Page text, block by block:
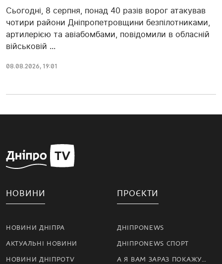
Сьогодні, 8 серпня, понад 40 разів ворог атакував
чотири райони Дніпропетровщини безпілотниками,
артилерією та авіабомбами, повідомили в обласній
військовій ...
08.08.2026, 19:01
НОВИНИ
НОВИНИ ДНІПРА
АКТУАЛЬНІ НОВИНИ
НОВИНИ ДНІПРОTV
ПРОЄКТИ
ДНІПРОNEWS
ДНІПРОNEWS СПОРТ
А Я ВАМ ЗАРАЗ ПОКАЖУ…